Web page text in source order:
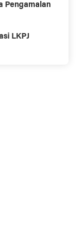
Pengamalan
LKPJ